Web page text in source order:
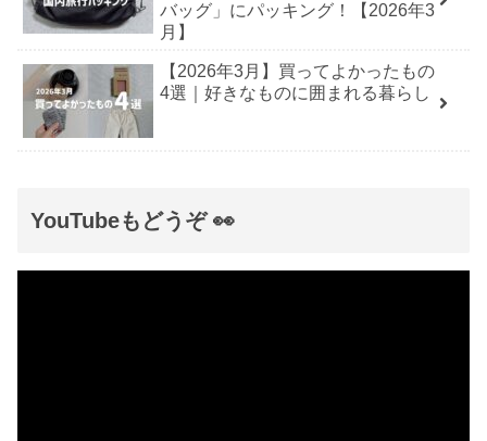
バッグ」にパッキング！【2026年3
月】
【2026年3月】買ってよかったもの
4選｜好きなものに囲まれる暮らし
YouTubeもどうぞ 👀